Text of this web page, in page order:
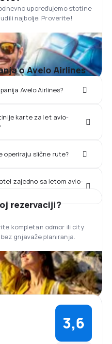
upoređujemo stotine
najbolje. Proverite!
o Avelo Airlines
Avelo Airlines?
karte za let avio-
operiraju slične rute?
zajedno sa letom avio-
rezervaciji?
kompletan odmor ili city
gnjavaže planiranja.
3,6